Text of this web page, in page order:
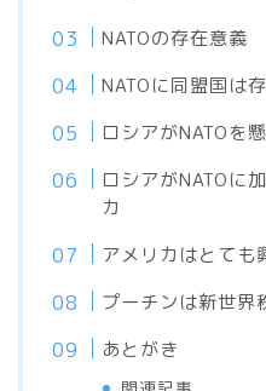
NATOの存在意義
NATOに同盟国は
ロシアがNATOを
ロシアがNATOに
カ
アメリカはとても
プーチンは新世界
あとがき